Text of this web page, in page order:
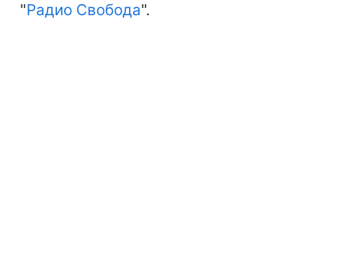
"Радио Свобода".